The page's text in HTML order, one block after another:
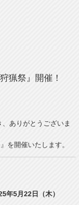
猟祭』開催！
ありがとうございま
を開催いたします。
年5月22日（木）